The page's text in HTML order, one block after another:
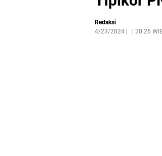
Redaksi
4/23/2024
20:26